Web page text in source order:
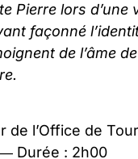
Pierre lors
façonné
de l’âme
de l’Office de
Durée : 2h00